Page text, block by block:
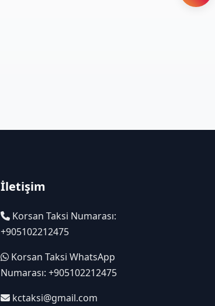
İletişim
Korsan Taksi Numarası:
+905102212475
Korsan Taksi WhatsApp
Numarası: +905102212475
kctaksi@gmail.com